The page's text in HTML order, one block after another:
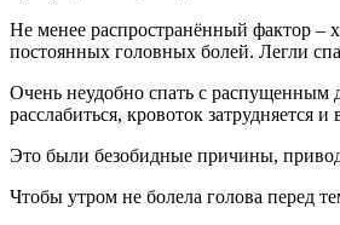
Не менее распространённый фактор
постоянных головных болей. Легли
Очень неудобно спать с распущенным
расслабиться, кровоток затрудняется
Это были безобидные причины,
Чтобы утром не болела голова перед